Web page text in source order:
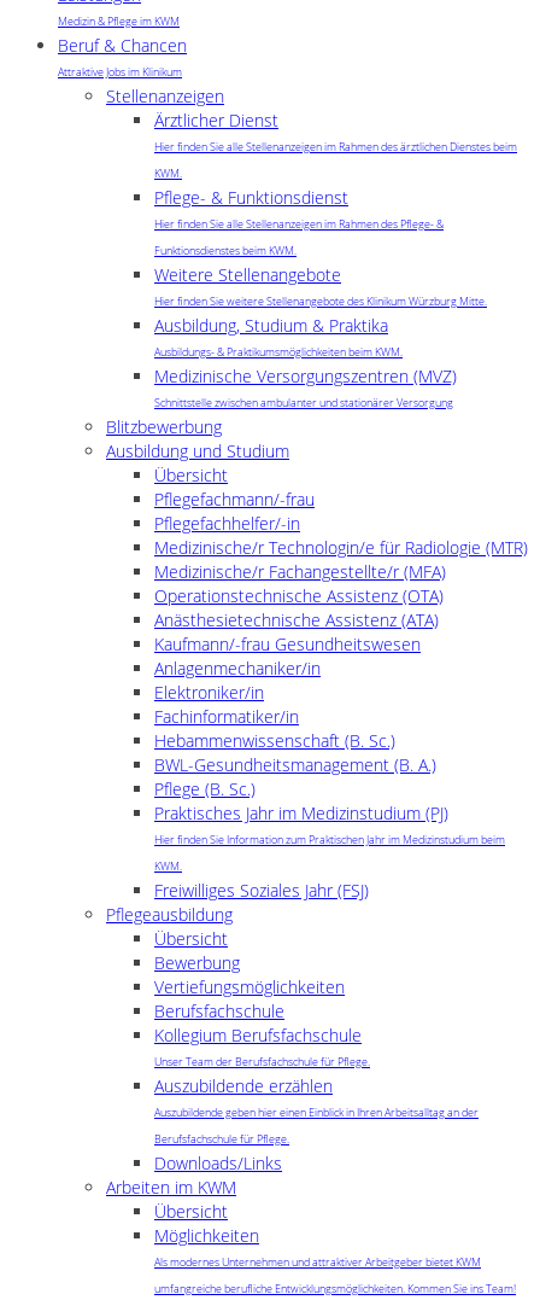
Medizin & Pflege im KWM
Beruf & Chancen
Attraktive Jobs im Klinikum
Stellenanzeigen
Ärztlicher Dienst
Hier finden Sie alle Stellenanzeigen im Rahmen des ärztlichen Dienstes beim
KWM.
Pflege- & Funktionsdienst
Hier finden Sie alle Stellenanzeigen im Rahmen des Pflege- &
Funktionsdienstes beim KWM.
Weitere Stellenangebote
Hier finden Sie weitere Stellenangebote des Klinikum Würzburg Mitte.
Ausbildung, Studium & Praktika
Ausbildungs- & Praktikumsmöglichkeiten beim KWM.
Medizinische Versorgungszentren (MVZ)
Schnittstelle zwischen ambulanter und stationärer Versorgung
Blitzbewerbung
Ausbildung und Studium
Übersicht
Pflegefachmann/-frau
Pflegefachhelfer/-in
Medizinische/r Technologin/e für Radiologie (MTR)
Medizinische/r Fachangestellte/r (MFA)
Operationstechnische Assistenz (OTA)
Anästhesietechnische Assistenz (ATA)
Kaufmann/-frau Gesundheitswesen
Anlagenmechaniker/in
Elektroniker/in
Fachinformatiker/in
Hebammenwissenschaft (B. Sc.)
BWL-Gesundheitsmanagement (B. A.)
Pflege (B. Sc.)
Praktisches Jahr im Medizinstudium (PJ)
Hier finden Sie Information zum Praktischen Jahr im Medizinstudium beim
KWM.
Freiwilliges Soziales Jahr (FSJ)
Pflegeausbildung
Übersicht
Bewerbung
Vertiefungsmöglichkeiten
Berufsfachschule
Kollegium Berufsfachschule
Unser Team der Berufsfachschule für Pflege.
Auszubildende erzählen
Auszubildende geben hier einen Einblick in Ihren Arbeitsalltag an der
Berufsfachschule für Pflege.
Downloads/Links
Arbeiten im KWM
Übersicht
Möglichkeiten
Als modernes Unternehmen und attraktiver Arbeitgeber bietet KWM
umfangreiche berufliche Entwicklungsmöglichkeiten. Kommen Sie ins Team!